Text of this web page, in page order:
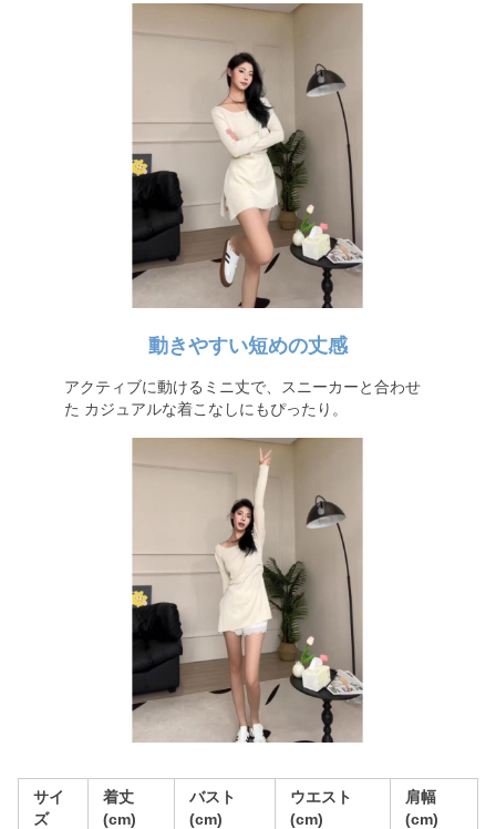
動きやすい短めの丈感
アクティブに動けるミニ丈で、スニーカーと合わせ
た カジュアルな着こなしにもぴったり。
サイ
ズ
着丈
(cm)
バスト
(cm)
ウエスト
(cm)
肩幅
(cm)